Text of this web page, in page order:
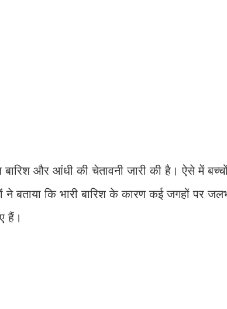
और आंधी की चेतावनी जारी की है। ऐसे में बच्चों
बताया कि भारी बारिश के कारण कई जगहों पर
हैं।